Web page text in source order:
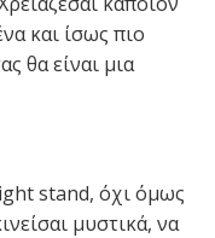
και ίσως πιο
θα είναι μια
stand, όχι όμως
μυστικά, να